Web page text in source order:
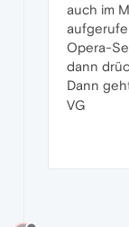
auch im
Opera-
dann
Dann
VG